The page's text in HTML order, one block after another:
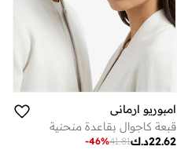
امبوريو ارماني
قبعة كاجوال بقاعدة منحنية
د.ك22.62
41.81
-46%